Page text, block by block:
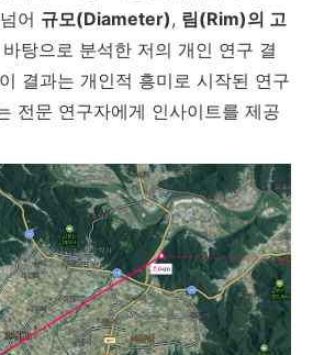
어 규모(Diameter), 림(Rim)의 고
탕으로 분석한 저의 개인 연구 결
결과는 개인적 흥미로 시작된 연구
전문 연구자에게 인사이트를 제공